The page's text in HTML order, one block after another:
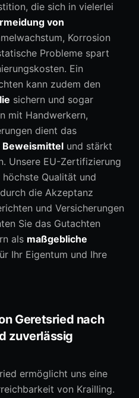
die sich in vielerlei
von
Korrosion
Probleme spart
Ein
kann zudem den
sichern und sogar
mit Handwerkern,
dient das
und stärkt
Unsere EU-Zertifizierung
Qualität und
die Akzeptanz
und Versicherungen
Sie das Gutachten
als maßgebliche
Ihr Eigentum und Ihre
Geretsried nach
zuverlässig
ermöglicht uns eine
von Krailling.